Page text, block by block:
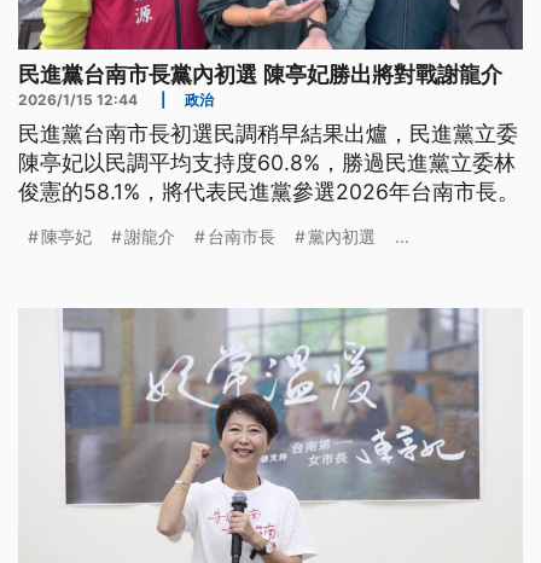
民進黨台南市長黨內初選 陳亭妃勝出將對戰謝龍介
2026/1/15 12:44 政治
民進黨台南市長初選民調稍早結果出爐，民進黨立委
陳亭妃以民調平均支持度60.8%，勝過民進黨立委林
俊憲的58.1%，將代表民進黨參選2026年台南市長。
陳亭妃 謝龍介 台南市長 黨內初選 ...